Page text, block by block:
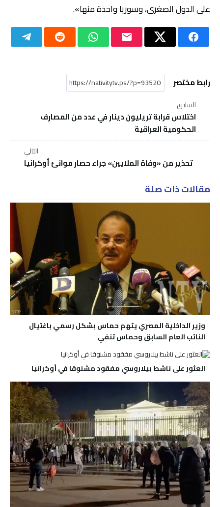
على الدول الصغرى، وسوريا واحدة منها».
رابط مختصر
السابق
اختلاس قرابة تريليون دينار في عدد من المصارف
الحكومية العراقية
التالي
تحذير من «وفاة الملايين» جراء حصار موانئ أوكرانيا
مقالات ذات صلة
وزير الداخلية المصري يتهم حماس بشكل رسمي باغتيال
النائب العام السابق وحماس تنفي
العثور على ناشط بيلاروسي مفقود مشنوقا في أوكرانيا